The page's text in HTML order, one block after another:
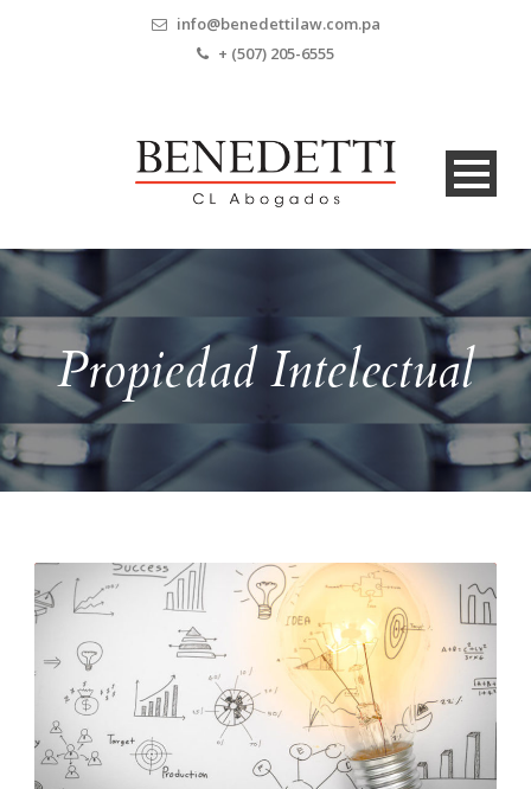
info@benedettilaw.com.pa
+ (507) 205-6555
ES
Propiedad Intelectual